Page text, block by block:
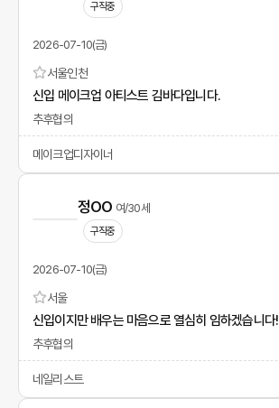
구직중
2026-07-10(금)
서울인천
신입 메이크업 아티스트 김바다입니다.
추후협의
메이크업디자이너
정OO 여/30세
구직중
2026-07-10(금)
서울
신입이지만 배우는 마음으로 열심히 임하겠습니다!
추후협의
네일리스트